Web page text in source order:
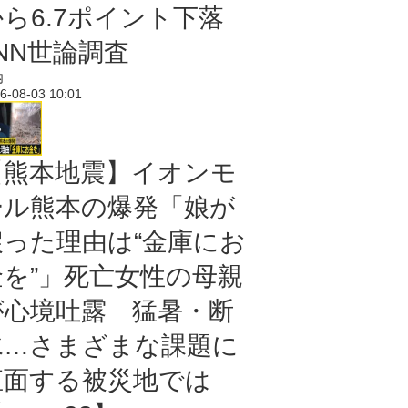
ら6.7ポイント下落
世論調査
08-03 10:01
本地震】イオンモ
熊本の爆発「娘が
た理由は“金庫にお
”」死亡女性の母親
心境吐露 猛暑・断
さまざまな課題に
する被災地では